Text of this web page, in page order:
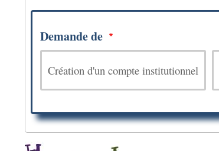
Demande de
Création d'un compte institutionnel